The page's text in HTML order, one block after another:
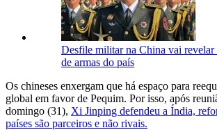
Desfile militar na China vai revelar
de armas do país
Os chineses enxergam que há espaço para
global em favor de Pequim. Por isso, após
domingo (31), Xi Jinping defendeu a Índia,
países são parceiros e não rivais.